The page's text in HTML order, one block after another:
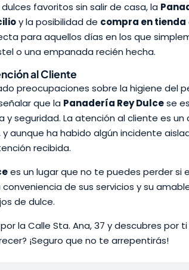
favoritos sin salir de casa, la
y la posibilidad de compra en tienda
para aquellos días en los que
o una empanada recién hecha.
al Cliente
preocupaciones sobre la higiene del
que la Panadería Rey Dulcese
seguridad. La atención al cliente es un
aunque ha habido algún incidente
recibida.
es un lugar que no te puedes perder si
de sus servicios y su
de dulce.
la Calle Sta. Ana, 37 y descubres por
¡Seguro que no te arrepentirás!